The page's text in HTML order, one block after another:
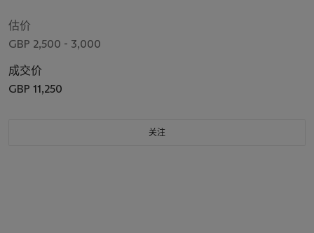
估价
GBP 2,500 - 3,000
成交价
GBP 11,250
关注